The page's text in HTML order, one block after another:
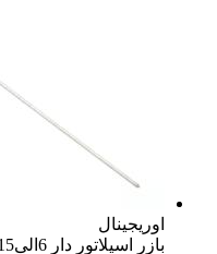
اوریجینال
بازر اسیلاتور دار 6الی15ولتی با قطر23میلیمتر سیم دار